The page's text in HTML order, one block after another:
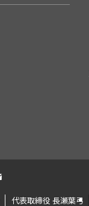
代表取締役 長瀬葉弓